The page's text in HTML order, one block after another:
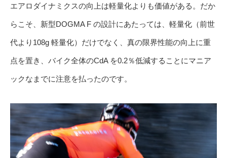
エアロダイナミクスの向上は軽量化よりも価値がある。だか
らこそ、新型DOGMA F の設計にあたっては、軽量化（前世
代より108g 軽量化）だけでなく、真の限界性能の向上に重
点を置き、バイク全体のCdA を0.2％低減することにマニア
ックなまでに注意を払ったのです。